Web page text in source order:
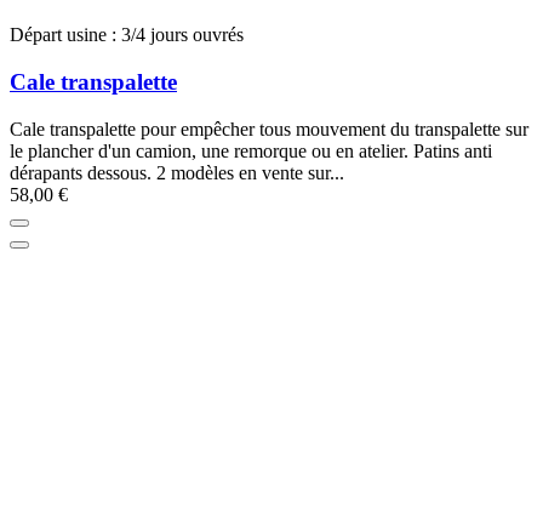
Départ usine : 3/4 jours ouvrés
Cale transpalette
Cale transpalette pour empêcher tous mouvement du transpalette sur
le plancher d'un camion, une remorque ou en atelier. Patins anti
dérapants dessous. 2 modèles en vente sur...
58,00 €